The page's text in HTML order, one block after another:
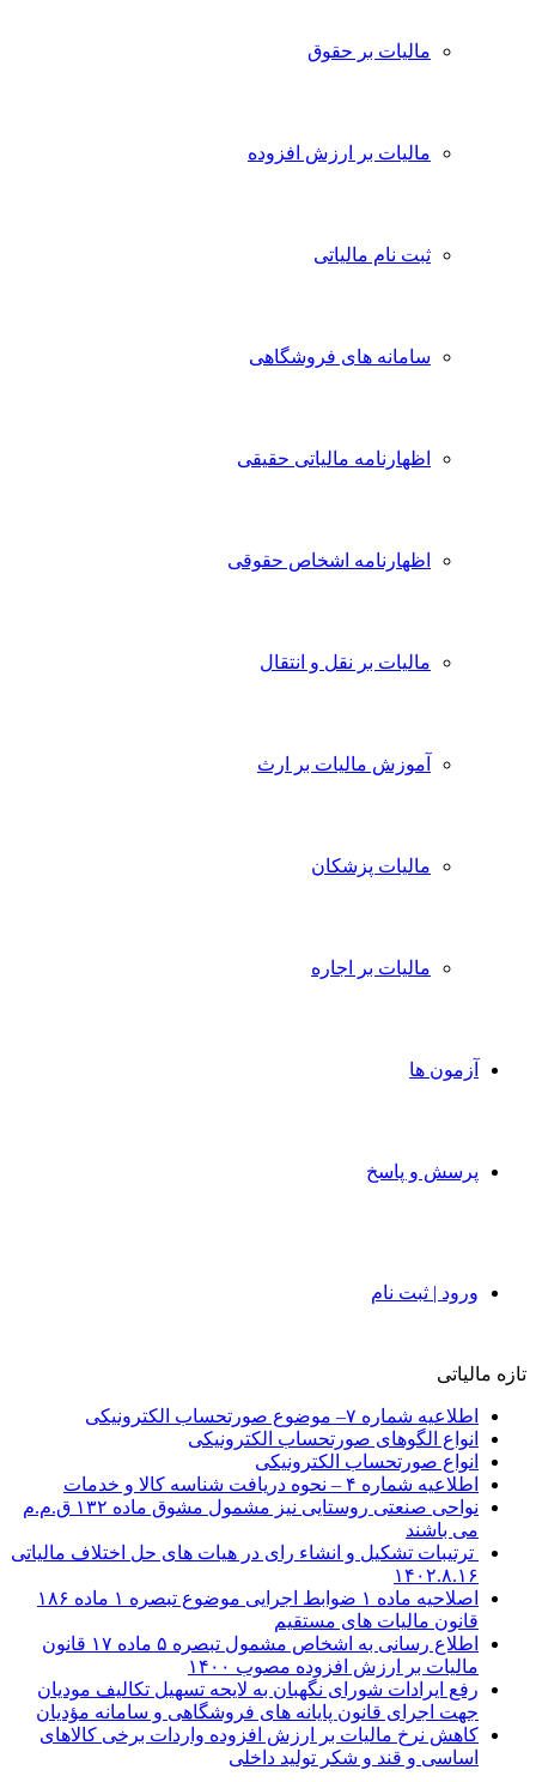
مالیات بر حقوق
مالیات بر ارزش افزوده
ثبت نام مالیاتی
سامانه های فروشگاهی
اظهارنامه مالیاتی حقیقی
اظهارنامه اشخاص حقوقی
مالیات بر نقل و انتقال
آموزش مالیات بر ارث
مالیات پزشکان
مالیات بر اجاره
آزمون ها
پرسش و پاسخ
ورود | ثبت نام
تازه مالیاتی
اطلاعیه شماره ۷– موضوع صورتحساب الکترونیکی
انواع الگوهای صورتحساب الکترونیکی
انواع صورتحساب الکترونیکی
اطلاعیه شماره ۴ – نحوه دریافت شناسه کالا و خدمات
نواحی صنعتی روستایی نیز مشمول مشوق ماده ۱۳۲ ق.م.م
می باشند
ترتیبات تشکیل و انشاء رای در هیات های حل اختلاف مالیاتی
۱۴۰۲.۸.۱۶
اصلاحیه ماده ۱ ضوابط اجرایی موضوع تبصره ۱ ماده ۱۸۶
قانون مالیات های مستقیم
اطلاع رسانی به اشخاص مشمول تبصره ۵ ماده ۱۷ قانون
مالیات بر ارزش افزوده مصوب ۱۴۰۰
رفع ایرادات شورای نگهبان به لایحه تسهیل تکالیف مودیان
جهت اجرای قانون پایانه های فروشگاهی و سامانه مؤدیان
کاهش نرخ مالیات بر ارزش افزوده واردات برخی کالاهای
اساسی و قند و شکر تولید داخلی